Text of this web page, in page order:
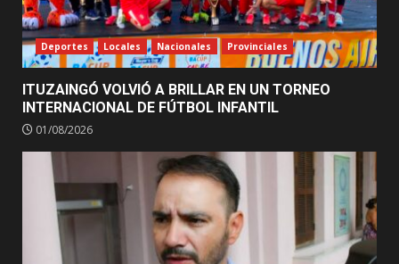
Deportes Locales Nacionales Provinciales
ITUZAINGÓ VOLVIÓ A BRILLAR EN UN TORNEO
INTERNACIONAL DE FÚTBOL INFANTIL
01/08/2026